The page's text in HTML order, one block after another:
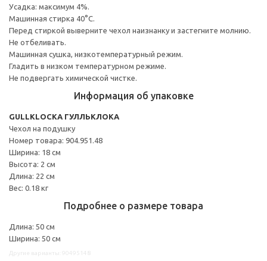
Усадка: максимум 4%.
Машинная стирка 40°С.
Перед стиркой выверните чехол наизнанку и застегните молнию.
Не отбеливать.
Машинная сушка, низкотемпературный режим.
Гладить в низком температурном режиме.
Не подвергать химической чистке.
Информация об упаковке
GULLKLOCKA ГУЛЛЬКЛОКА
Чехол на подушку
Номер товара: 904.951.48
Ширина: 18 см
Высота: 2 см
Длина: 22 см
Вес: 0.18 кг
Подробнее о размере товара
Длина: 50 см
Ширина: 50 см